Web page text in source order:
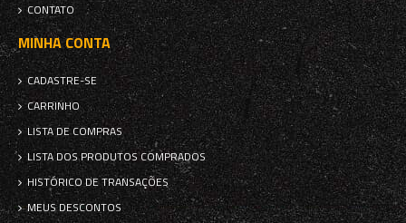
CONTATO
MINHA CONTA
CADASTRE-SE
CARRINHO
LISTA DE COMPRAS
LISTA DOS PRODUTOS COMPRADOS
HISTÓRICO DE TRANSAÇÕES
MEUS DESCONTOS